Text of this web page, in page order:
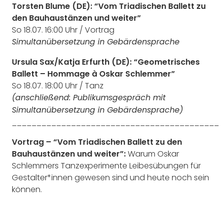
Torsten Blume (DE): “Vom Triadischen Ballett zu
den Bauhaustänzen und weiter”
So 18.07. 16:00 Uhr / Vortrag
Simultanübersetzung in Gebärdensprache
Ursula Sax/Katja Erfurth (DE): “Geometrisches
Ballett – Hommage à Oskar Schlemmer”
So 18.07. 18:00 Uhr / Tanz
(anschließend: Publikumsgespräch mit
Simultanübersetzung in Gebärdensprache)
Vortrag – “Vom Triadischen Ballett zu den
Bauhaustänzen und weiter”:Warum Oskar
Schlemmers Tanzexperimente Leibesübungen für
Gestalter*innen gewesen sind und heute noch sein
können.